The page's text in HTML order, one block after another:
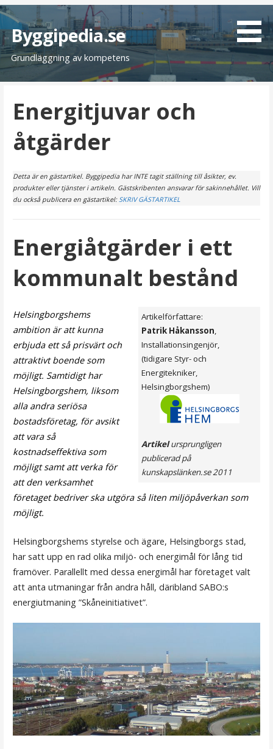
H
o
p
p
Byggipedia.se
Grundläggning av kompetens
Energitjuvar och
åtgärder
Detta är en gästartikel. Byggipedia har INTE tagit ställning till åsikter, ev.
produkter eller tjänster i artikeln. Gästskribenten ansvarar för sakinnehållet. Vill
du också publicera en gästartikel:SKRIV GÄSTARTIKEL
Energiåtgärder i ett
kommunalt bestånd
Artikelförfattare:
Patrik Håkansson,
Installationsingenjör,
(tidigare Styr- och
Energitekniker,
Helsingborgshem)
Artikelursprungligen
publicerad på
kunskapslänken.se 2011
Helsingborgshems
ambition är att kunna
erbjuda ett så prisvärt och
attraktivt boende som
möjligt. Samtidigt har
Helsingborgshem, liksom
alla andra seriösa
bostadsföretag, för avsikt
att vara så
kostnadseffektiva som
möjligt samt att verka för
att den verksamhet
företaget bedriver ska utgöra så liten miljöpåverkan som
möjligt.
Helsingborgshems styrelse och ägare, Helsingborgs stad,
har satt upp en rad olika miljö- och energimål för lång tid
framöver. Parallellt med dessa energimål har företaget valt
att anta utmaningar från andra håll, däribland SABO:s
energiutmaning ”Skåneinitiativet”.